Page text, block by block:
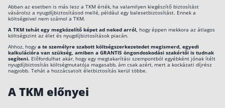
Abban az esetben is más lesz a TKM érték, ha valamilyen kiegészítő biztosítást
vásárolsz a nyugdíjbiztosításod mellé, például egy balesetbiztosítást. Ennek a
költségeivel nem számol a TKM.
A TKM tehát egy megközelítő képet ad neked arról, hogy éppen mekkora az átlagos
költségszint az élet és nyugdíjbiztosítások piacán.
Ahhoz, hogy a te személyre szabott költségszerkezetedet megismerd, egyedi
kalkulációra van szükség, amiben a GRANTIS öngondoskodási szakértői is tudnak
segíteni. Előfordulhat akár, hogy egy megtakarítási szempontból egyébként jónak ítélt
nyugdíjbiztosítás költségmutatója magasabb, ám csak azért, mert a kockázati díjrész
nagyobb. Tehát a hozzácsatolt életbiztosítás kerül többe.
A TKM előnyei